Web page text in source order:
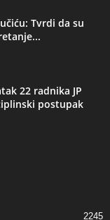
Tvrdi da su
22 radnika JP
postupak
2245